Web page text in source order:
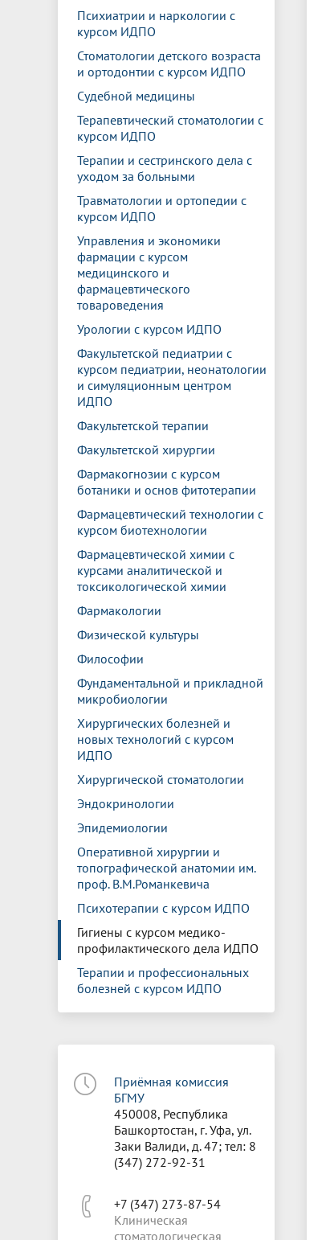
Психиатрии и наркологии с
курсом ИДПО
Стоматологии детского возраста
и ортодонтии с курсом ИДПО
Судебной медицины
Терапевтический стоматологии с
курсом ИДПО
Терапии и сестринского дела с
уходом за больными
Травматологии и ортопедии с
курсом ИДПО
Управления и экономики
фармации с курсом
медицинского и
фармацевтического
товароведения
Урологии с курсом ИДПО
Факультетской педиатрии с
курсом педиатрии, неонатологии
и симуляционным центром
ИДПО
Факультетской терапии
Факультетской хирургии
Фармакогнозии с курсом
ботаники и основ фитотерапии
Фармацевтический технологии с
курсом биотехнологии
Фармацевтической химии с
курсами аналитической и
токсикологической химии
Фармакологии
Физической культуры
Философии
Фундаментальной и прикладной
микробиологии
Хирургических болезней и
новых технологий с курсом
ИДПО
Хирургической стоматологии
Эндокринологии
Эпидемиологии
Оперативной хирургии и
топографической анатомии им.
проф. В.М.Романкевича
Психотерапии с курсом ИДПО
Гигиены с курсом медико-
профилактического дела ИДПО
Терапии и профессиональных
болезней с курсом ИДПО
Приёмная комиссия
БГМУ
450008, Республика
Башкортостан, г. Уфа, ул.
Заки Валиди, д. 47; тел: 8
(347) 272-92-31
+7 (347) 273-87-54
Клиническая
стоматологическая